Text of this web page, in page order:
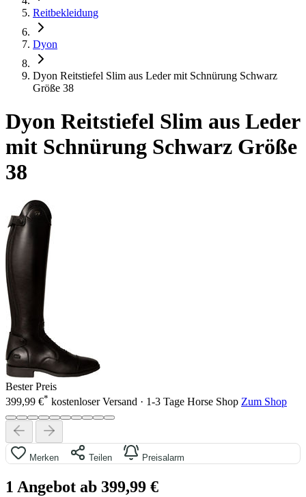
Reitbekleidung
Dyon
Dyon Reitstiefel Slim aus Leder mit Schnürung Schwarz
Größe 38
Dyon Reitstiefel Slim aus Leder
mit Schnürung Schwarz Größe
38
Bester Preis
399,99 €* kostenloser Versand · 1-3 Tage Horse Shop Zum Shop
Merken Teilen Preisalarm
1 Angebot ab 399,99 €